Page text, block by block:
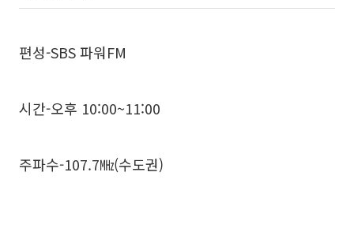
편성-SBS 파워FM
시간-오후 10:00~11:00
주파수-107.7㎒(수도권)